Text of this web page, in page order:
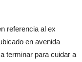
referencia al ex
en avenida
terminar para cuidar a